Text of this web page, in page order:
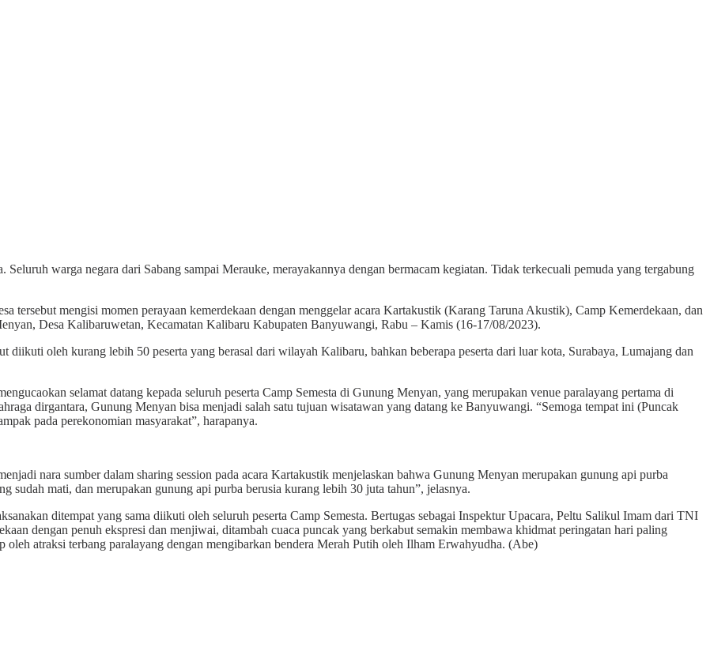
warga negara dari Sabang sampai Merauke, merayakannya dengan bermacam kegiatan. Tidak terkecuali pemuda yang tergabung
tersebut mengisi momen perayaan kemerdekaan dengan menggelar acara Kartakustik (Karang Taruna Akustik), Camp Kemerdekaan, dan
Desa Kalibaruwetan, Kecamatan Kalibaru Kabupaten Banyuwangi, Rabu – Kamis (16-17/08/2023).
diikuti oleh kurang lebih 50 peserta yang berasal dari wilayah Kalibaru, bahkan beberapa peserta dari luar kota, Surabaya, Lumajang dan
selamat datang kepada seluruh peserta Camp Semesta di Gunung Menyan, yang merupakan venue paralayang pertama di
dirgantara, Gunung Menyan bisa menjadi salah satu tujuan wisatawan yang datang ke Banyuwangi. “Semoga tempat ini (Puncak
pada perekonomian masyarakat”, harapanya.
nara sumber dalam sharing session pada acara Kartakustik menjelaskan bahwa Gunung Menyan merupakan gunung api purba
sudah mati, dan merupakan gunung api purba berusia kurang lebih 30 juta tahun”, jelasnya.
ditempat yang sama diikuti oleh seluruh peserta Camp Semesta. Bertugas sebagai Inspektur Upacara, Peltu Salikul Imam dari TNI
dengan penuh ekspresi dan menjiwai, ditambah cuaca puncak yang berkabut semakin membawa khidmat peringatan hari paling
oleh atraksi terbang paralayang dengan mengibarkan bendera Merah Putih oleh Ilham Erwahyudha. (Abe)